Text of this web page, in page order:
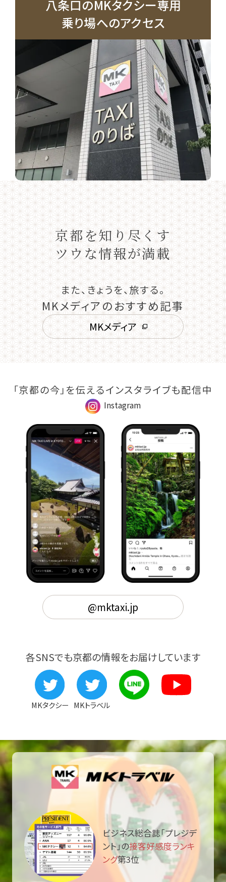
八条口のMKタクシー専用
乗り場へのアクセス
京都を知り尽くす
ツウな情報が満載
また、きょうを、旅する。
MKメディアのおすすめ記事
MKメディア
「京都の今」を伝えるインスタライブも配信中
Instagram
@mktaxi.jp
各SNSでも京都の情報をお届けしています
MKタクシー MKトラベル
ビジネス総合誌「プレジデ
ント」の接客好感度ランキ
ング第3位